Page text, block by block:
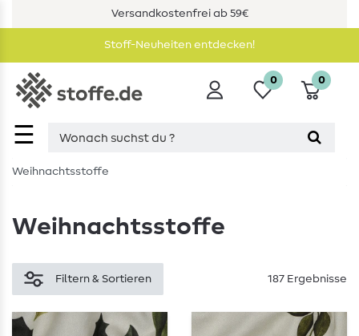
Versandkostenfrei ab 59€
Stoff-Neuheiten entdecken!
☰
0 0
Weihnachtsstoffe
Weihnachtsstoffe
Filtern & Sortieren 187 Ergebnisse